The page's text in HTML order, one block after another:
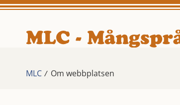
MLC Om webbplatsen